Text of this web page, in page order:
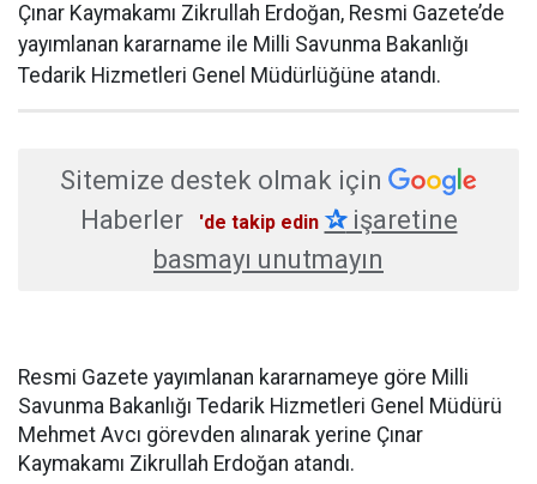
Çınar Kaymakamı Zikrullah Erdoğan, Resmi Gazete’de
yayımlanan kararname ile Milli Savunma Bakanlığı
Tedarik Hizmetleri Genel Müdürlüğüne atandı.
Sitemize destek olmak için
Haberler
'de takip edin ✰işaretine
basmayı unutmayın
Resmi Gazete yayımlanan kararnameye göre Milli
Savunma Bakanlığı Tedarik Hizmetleri Genel Müdürü
Mehmet Avcı görevden alınarak yerine Çınar
Kaymakamı Zikrullah Erdoğan atandı.